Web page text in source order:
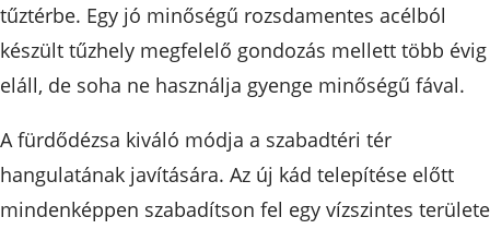
tűztérbe. Egy jó minőségű rozsdamentes acélból
készült tűzhely megfelelő gondozás mellett több
eláll, de soha ne használja gyenge minőségű fával.
A fürdődézsa kiváló módja a szabadtéri tér
hangulatának javítására. Az új kád telepítése előtt
mindenképpen szabadítson fel egy vízszintes